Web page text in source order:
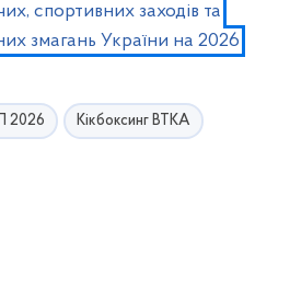
спортивних заходів та
змагань України на 2026
2026 Кікбоксинг ВТКА